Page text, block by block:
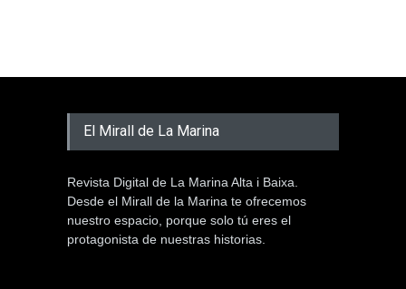
El Mirall de La Marina
Revista Digital de La Marina Alta i Baixa.
Desde el Mirall de la Marina te ofrecemos
nuestro espacio, porque solo tú eres el
protagonista de nuestras historias.